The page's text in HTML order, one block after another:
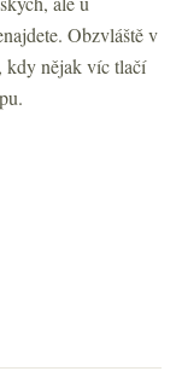
Obzvláště v
kdy nějak víc tlačí